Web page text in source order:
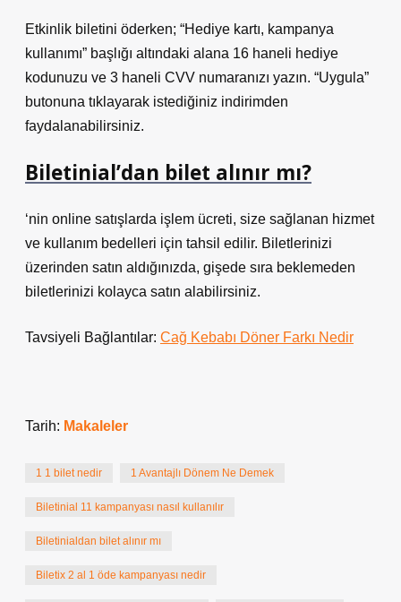
Etkinlik biletini öderken; “Hediye kartı, kampanya
kullanımı” başlığı altındaki alana 16 haneli hediye
kodunuzu ve 3 haneli CVV numaranızı yazın. “Uygula”
butonuna tıklayarak istediğiniz indirimden
faydalanabilirsiniz.
Biletinial’dan bilet alınır mı?
‘nin online satışlarda işlem ücreti, size sağlanan hizmet
ve kullanım bedelleri için tahsil edilir. Biletlerinizi
üzerinden satın aldığınızda, gişede sıra beklemeden
biletlerinizi kolayca satın alabilirsiniz.
Tavsiyeli Bağlantılar: Cağ Kebabı Döner Farkı Nedir
Tarih: Makaleler
1 1 bilet nedir 1 Avantajlı Dönem Ne Demek
Biletinial 11 kampanyası nasıl kullanılır
Biletinialdan bilet alınır mı
Biletix 2 al 1 öde kampanyası nedir